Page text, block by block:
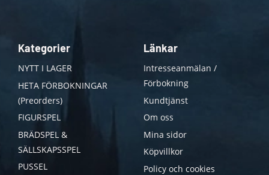
Kategorier
NYTT I LAGER
HETA FÖRBOKNINGAR
(Preorders)
FIGURSPEL
BRÄDSPEL &
SÄLLSKAPSSPEL
PUSSEL
Länkar
Intresseanmälan /
Förbokning
Kundtjänst
Om oss
Mina sidor
Köpvillkor
Policy och cookies